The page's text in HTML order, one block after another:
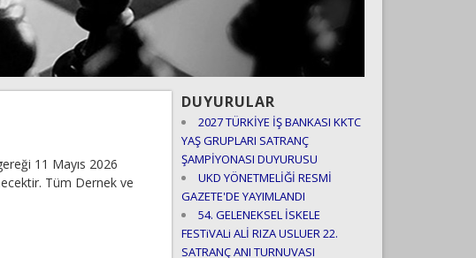
11 Mayıs 2026
Tüm Dernek ve
DUYURULAR
2027 TÜRKİYE İŞ BANKASI KKTC
YAŞ GRUPLARI SATRANÇ
ŞAMPİYONASI DUYURUSU
UKD YÖNETMELİĞİ RESMİ
GAZETE'DE YAYIMLANDI
54. GELENEKSEL İSKELE
FESTiVALi ALİ RIZA USLUER 22.
SATRANÇ ANI TURNUVASI